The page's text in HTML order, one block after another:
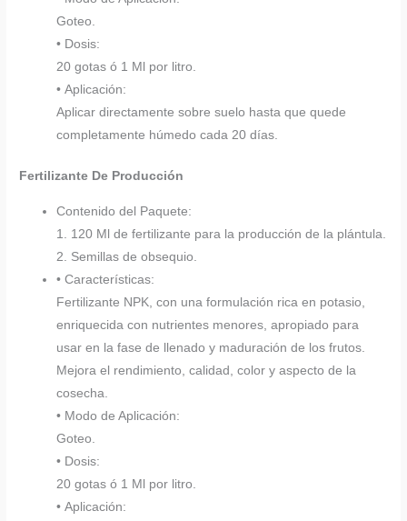
Goteo.
• Dosis:
20 gotas ó 1 Ml por litro.
• Aplicación:
Aplicar directamente sobre suelo hasta que quede
completamente húmedo cada 20 días.
Fertilizante De Producción
Contenido del Paquete:
1. 120 Ml de fertilizante para la producción de la plántula.
2. Semillas de obsequio.
• Características:
Fertilizante NPK, con una formulación rica en potasio,
enriquecida con nutrientes menores, apropiado para
usar en la fase de llenado y maduración de los frutos.
Mejora el rendimiento, calidad, color y aspecto de la
cosecha.
• Modo de Aplicación:
Goteo.
• Dosis:
20 gotas ó 1 Ml por litro.
• Aplicación: